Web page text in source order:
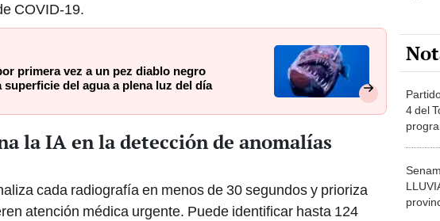
COVID-19.
primera vez a un pez diablo negro
superficie del agua a plena luz del día
la IA en la detección de anomalías
cada radiografía en menos de 30 segundos y prioriza
atención médica urgente. Puede identificar hasta 124
4 del